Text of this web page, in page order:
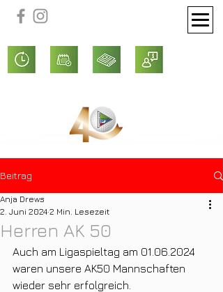
Beitrag
Herren AK 50
Anja Drews
2. Juni 2024 2 Min. Lesezeit
Auch am Ligaspieltag am 01.06.2024
waren unsere AK50 Mannschaften
wieder sehr erfolgreich.